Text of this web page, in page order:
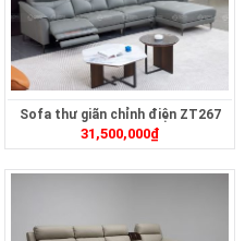
Sofa thư giãn chỉnh điện ZT267
31,500,000₫